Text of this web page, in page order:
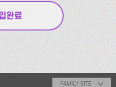
FAMILY SITE